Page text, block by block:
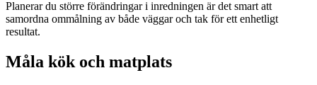
Planerar du större förändringar i inredningen är det smart att
samordna ommålning av både väggar och tak för ett enhetligt
resultat.
Måla kök och matplats